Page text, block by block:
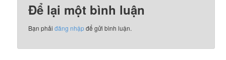
Để lại một bình luận
Bạn phảiđăng nhậpđể gửi bình luận.